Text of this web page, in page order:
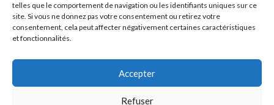
telles que le comportement de navigation ou les identifiants uniques sur ce
site. Si vous ne donnez pas votre consentement ou retirez votre
consentement, cela peut affecter négativement certaines caractéristiques
et fonctionnalités.
Accepter
Refuser
+31 (0)619117004
Courriel :welkom@villaheidetuin.nl